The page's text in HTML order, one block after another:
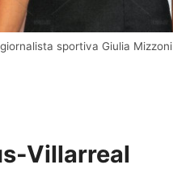
sportiva Giulia Mizzoni
Villarreal